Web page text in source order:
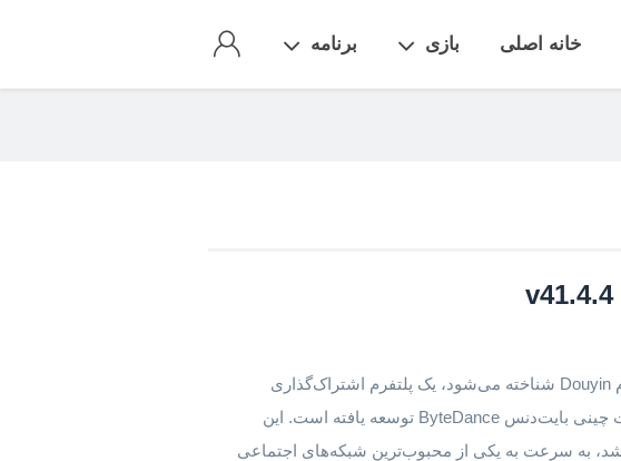
خانه اصلی بازی برنامه
مقدمه تیک‌تاک TikTok که در چین با نام Douyin شناخته می‌شود، یک پلتفرم اشتراک‌گذاری
ویدیوهای کوتاه است که توسط شرکت چینی بایت‌دنس ByteDance توسعه یافته است. این
سال ۲۰۱۶ راه‌اندازی شد، به سرعت به یکی از محبوب‌ترین شبکه‌های اجتماعی